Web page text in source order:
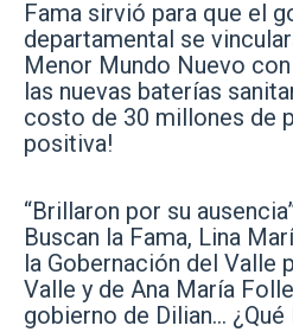
Fama sirvió para que el
departamental se
Menor Mundo Nuevo
las nuevas baterías
costo de 30 millones de
positiva!
“Brillaron por su
Buscan la Fama, Lina
la Gobernación del Valle
Valle y de Ana María
gobierno de Dilian… ¿Qué